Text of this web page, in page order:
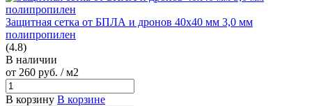
Защитная сетка от БПЛА и дронов 40х40 мм 3,0 мм
полипропилен
(4.8)
В наличии
от 260 руб. / м2
В корзину В корзине